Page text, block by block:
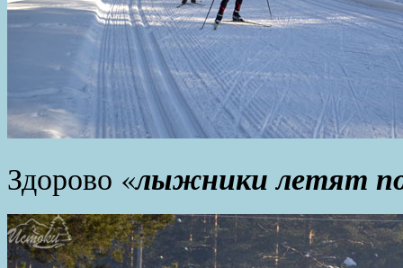
Здорово «лыжники летят по